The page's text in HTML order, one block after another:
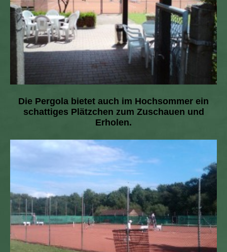
Die Pergola bietet auch im Hochsommer ein
schattiges Plätzchen zum Zuschauen und
Erholen.